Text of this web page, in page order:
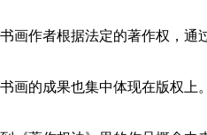
作者根据法定的著作权，
的成果也集中体现在版权